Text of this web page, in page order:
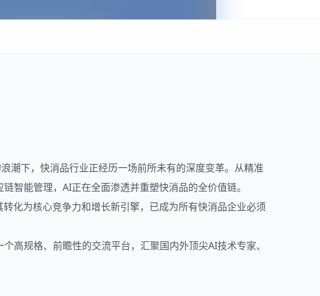
下，快消品行业正经历一场前所未有的深度变革。从精准
智能管理，AI正在全面渗透并重塑快消品的全价值链。
为核心竞争力和增长新引擎，已成为所有快消品企业必须
高规格、前瞻性的交流平台，汇聚国内外顶尖AI技术专家、